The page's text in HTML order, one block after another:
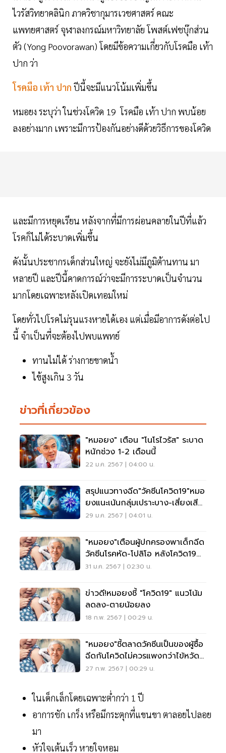
ไวรัสวิทยาคลินิก ภาควิชากุมารเวชศาสตร์ คณะ
แพทยศาสตร์ จุฬาลงกรณ์มหาวิทยาลัย โพสต์เฟชบุ๊กส่วน
ตัว (Yong Poovorawan) โดยมีข้อความเกี่ยวกับโรคมือ เท้า
ปาก ว่า
โรคมือ เท้า ปาก ปีนี้จะมีแนวโน้มเพิ่มขึ้น
หมอยง ระบุว่า ในช่วงโควิด 19 โรคมือ เท้า ปาก พบน้อย
ลงอย่างมาก เพราะมีการป้องกันอย่างดีด้วยวิธีการของโควิด
และมีการหยุดเรียน หลังจากที่มีการผ่อนคลายในปีที่แล้ว
โรคก็ไม่ได้ระบาดเพิ่มขึ้น
ดังนั้นประชากรเด็กส่วนใหญ่ จะยังไม่มีภูมิต้านทาน มา
หลายปี และปีนี้คาดการณ์ว่าจะมีการระบาดเป็นจำนวน
มากโดยเฉพาะหลังเปิดเทอมใหม่
โดยทั่วไปโรคไม่รุนแรงหายได้เอง แต่เมื่อมีอาการดังต่อไป
นี้ จำเป็นที่จะต้องไปพบแพทย์
ทานไม่ได้ ร่างกายขาดน้ำ
ไข้สูงเกิน 3 วัน
ข่าวที่เกี่ยวข้อง
"หมอยง" เตือน "โนโรไวรัส" ระบาด
หนักช่วง 1-2 เดือนนี้
22 ม.ค. 2567 | 04:00 น.
สรุปแนวทางฉีด"วัคซีนโควิด19"หมอ
ยงแนะเน้นกลุ่มเปราะบาง-เสี่ยงเสีย
ชีวิต
29 ม.ค. 2567 | 04:01 น.
"หมอยง"เตือนผู้ปกครองพาเด็กฉีด
วัคซีนโรคหัด-โปลิโอ หลังโควิด19
คลี่คลาย
31 ม.ค. 2567 | 02:30 น.
ข่าวดี!หมอยงชี้ "โควิด19" แนวโน้ม
ลดลง-ตายน้อยลง
18 ก.พ. 2567 | 00:29 น.
"หมอยง"ชี้ตลาดวัคซีนเป็นของผู้ซื้อ
ฉีดกันโควิดไม่ควรแพงกว่าไข้หวัด
ใหญ่
27 ก.พ. 2567 | 00:29 น.
ในเด็กเล็กโดยเฉพาะต่ำกว่า 1 ปี
อาการชัก เกร็ง หรือมีกระตุกที่แขนขา ตาลอยไปลอย
มา
หัวใจเต้นเร็ว หายใจหอม